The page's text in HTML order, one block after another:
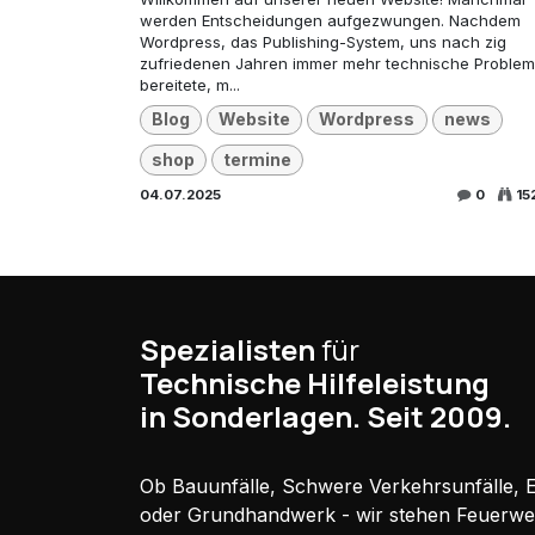
werden Entscheidungen aufgezwungen. Nachdem
Wordpress, das Publishing-System, uns nach zig
zufriedenen Jahren immer mehr technische
bereitete, m...
Blog Website Wordpress
news
shop
termine
04.07.2025 0
Spezialistenfür
Technische Hilfeleistung
in Sonderlagen. Seit 2009.
Ob Bauunfälle, Schwere Verkehrsunfälle,
oder Grundhandwerk - wir stehen